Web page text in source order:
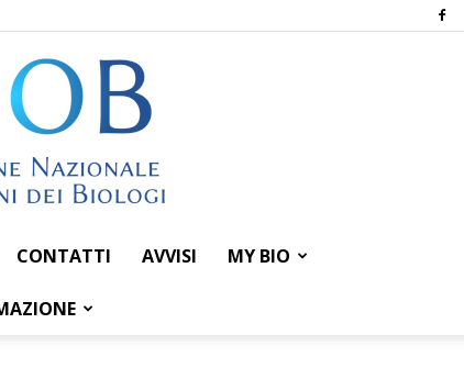
CONTATTI AVVISI MY BIO